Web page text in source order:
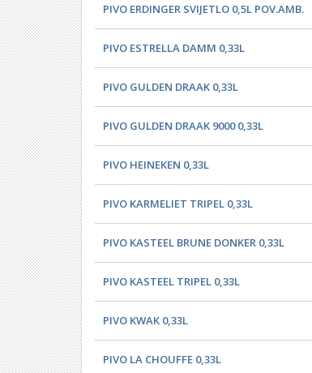
PIVO ERDINGER SVIJETLO 0,5L POV.AMB.
PIVO ESTRELLA DAMM 0,33L
PIVO GULDEN DRAAK 0,33L
PIVO GULDEN DRAAK 9000 0,33L
PIVO HEINEKEN 0,33L
PIVO KARMELIET TRIPEL 0,33L
PIVO KASTEEL BRUNE DONKER 0,33L
PIVO KASTEEL TRIPEL 0,33L
PIVO KWAK 0,33L
PIVO LA CHOUFFE 0,33L